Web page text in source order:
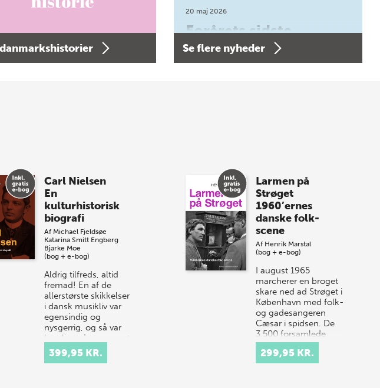
20 maj 2026
Forårets sidste
Bogtorsdag 11. juni
Spar op til 70% til
sommer-lagersalg!
Vi gentager succesen og inviterer igen i
år til vores store sommer-lagersalg,
så sæt kryds i kalenderen onsdag den
10. j…
Se flere nyheder
Carl Nielsen
En
kulturhistorisk
biografi
Af Michael Fjeldsøe
Katarina Smitt Engberg
Bjarke Moe
(bog + e-bog)
Aldrig tilfreds, altid
fremad! En af de
allerstørste skikkelser
i dansk musikliv var
egensindig og
nysgerrig, og så var
han lige så engageret
i at for…
399,95 KR.
Larmen på
Strøget
1960’ernes
danske folk-
scene
Af Henrik Marstal
(bog + e-bog)
I august 1965
marcherer en broget
skare ned ad Strøget i
København med folk-
og gadesangeren
Cæsar i spidsen. De
3.500 forsamlede
demonstrerer for ytr…
299,95 KR.